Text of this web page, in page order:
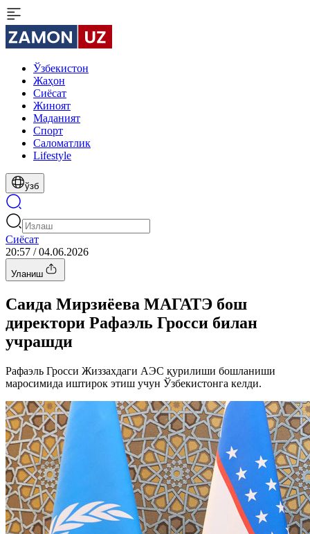
Ўзбекистон
Жаҳон
Сиёсат
Жиноят
Маданият
Спорт
Cаломатлик
Lifestyle
ўзб
Сиёсат
20:57 / 04.06.2026
Уланиш
Саида Мирзиёева МАГАТЭ бош
директори Рафаэль Гросси билан
учрашди
Рафаэль Гросси Жиззахдаги АЭС қурилиши бошланиши
маросимида иштирок этиш учун Ўзбекистонга келди.